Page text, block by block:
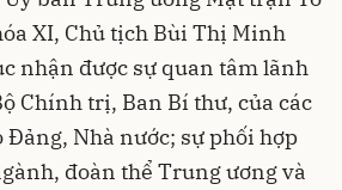
XI, Chủ tịch Bùi Thị Minh
nhận được sự quan tâm lãnh
Chính trị, Ban Bí thư, của các
Đảng, Nhà nước; sự phối hợp
đoàn thể Trung ương và